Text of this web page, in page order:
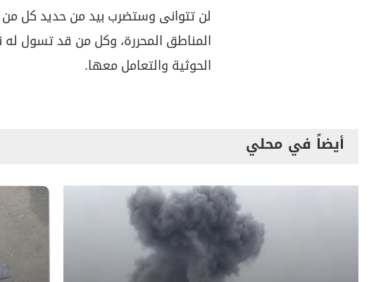
لن تتوانى وستضرب بيد من حديد كل
المناطق المحررة، وكل من قد تسول له
الحوثية والتعامل معها.
أيضاً في محلي